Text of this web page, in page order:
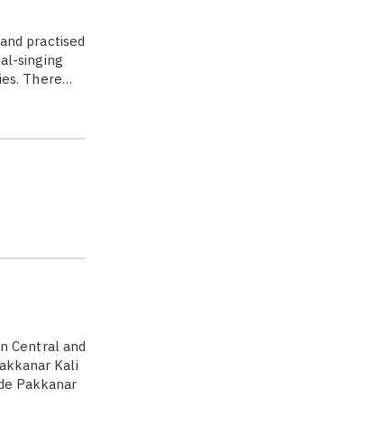
practised
singing
There…
Central and
Kali
Pakkanar